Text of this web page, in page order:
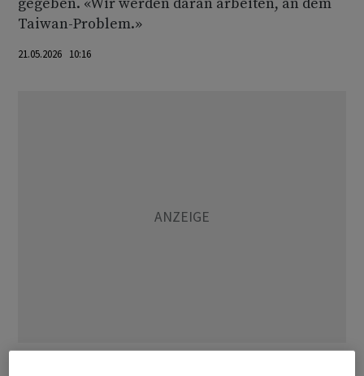
Taiwan-Problem.»
21.05.2026 10:16